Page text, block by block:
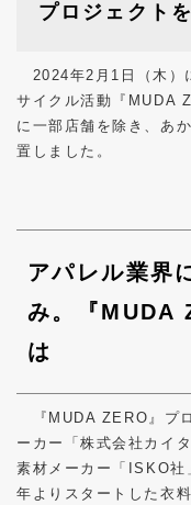
プロジェクト
2024年2月1日（木）
サイクル活動『MUDA
に一部店舗を除き、あ
置しました。
アパレル業界
み。『MUDA
は
『MUDA ZERO』プ
ーカー「株式会社カイ
素材メーカー「ISKO社
年よりスタートした衣